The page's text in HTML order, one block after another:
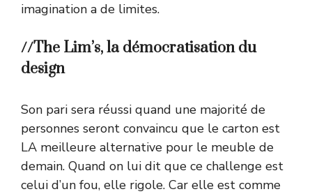
imagination a de limites.
//The Lim’s, la démocratisation du
design
Son pari sera réussi quand une majorité de
personnes seront convaincu que le carton est
LA meilleure alternative pour le meuble de
demain. Quand on lui dit que ce challenge est
celui d’un fou, elle rigole. Car elle est comme